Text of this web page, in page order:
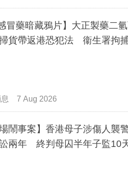
冒藥暗藏鴉片】大正製藥二
貨帶返港恐犯法 衞生署拘
7 Aug 2026
場鬧事案】香港母子涉傷人
兩年 終判母囚半年子監10